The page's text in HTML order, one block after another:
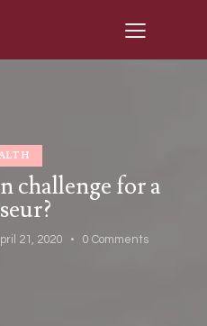
challenge for a
21, 2020 0 Comments